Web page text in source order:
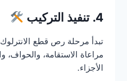
4. تنفيذ التركيب
تبدأ مرحلة رص قطع الانترلوك
مراعاة الاستقامة، والحواف،
الأجزاء.